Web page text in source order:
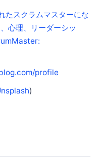
たスクラムマスターにな
心理、リーダーシッ
profile
)